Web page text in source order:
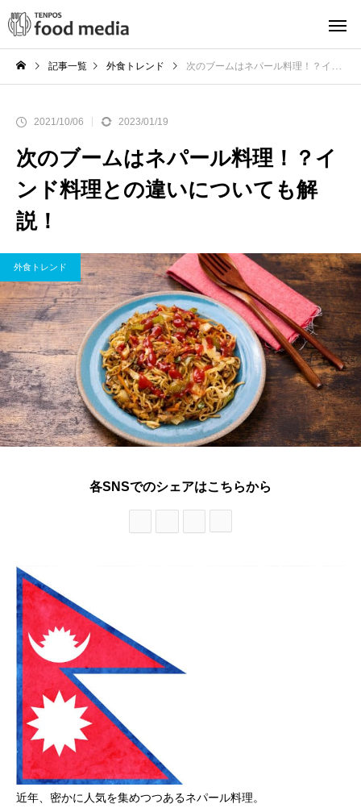
記事一覧 外食トレンド 次のブームはネパール料理！？インド料理との違いについても解説！
2021/10/06 2023/01/19
次のブームはネパール料理！？イ
ンド料理との違いについても解
説！
外食トレンド
各SNSでのシェアはこちらから
近年、密かに人気を集めつつあるネパール料理。